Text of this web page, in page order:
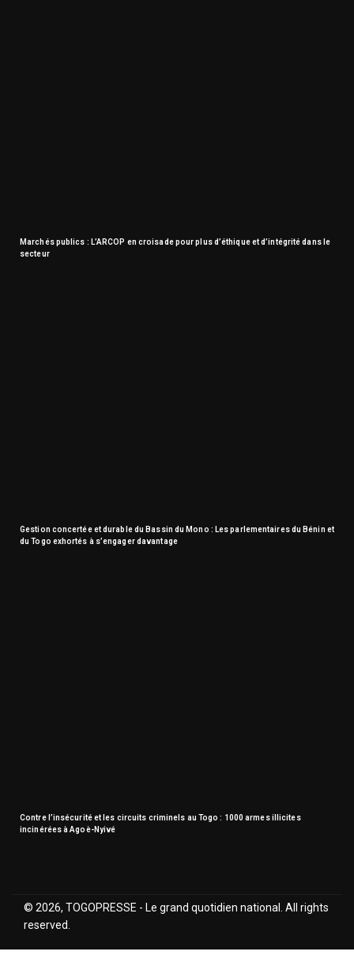
Marchés publics : L’ARCOP en croisade pour plus d’éthique et d’intégrité dans le
secteur
Gestion concertée et durable du Bassin du Mono : Les parlementaires du Bénin et
du Togo exhortés à s’engager davantage
Contre l’insécurité et les circuits criminels au Togo : 1000 armes illicites
incinérées à Agoè-Nyivé
© 2026, TOGOPRESSE - Le grand quotidien national. All rights
reserved.